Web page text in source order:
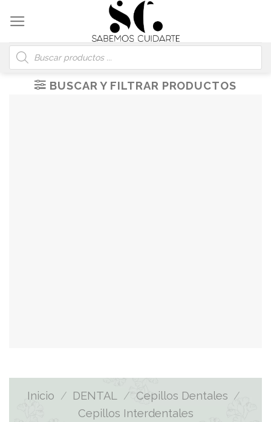
content
Búsqueda
de
productos
BUSCAR Y FILTRAR PRODUCTOS
Inicio / DENTAL / Cepillos Dentales /
Cepillos Interdentales